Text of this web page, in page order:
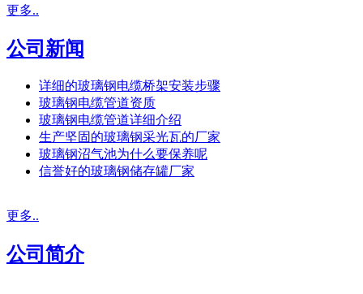
更多..
公司新闻
详细的玻璃钢电缆桥架安装步骤
玻璃钢电缆管道资质
玻璃钢电缆管道详细介绍
生产坚固的玻璃钢采光瓦的厂家
玻璃钢沼气池为什么要保养呢
信誉好的玻璃钢储存罐厂家
更多..
公司简介